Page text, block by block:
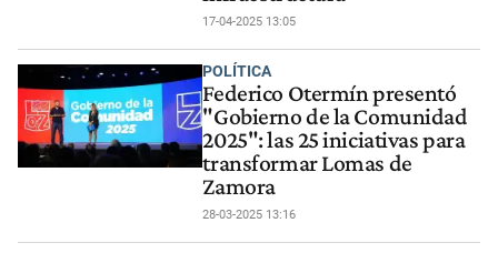
17-04-2025 13:05
POLÍTICA
Federico Otermín presentó
"Gobierno de la Comunidad
2025": las 25 iniciativas para
transformar Lomas de
Zamora
28-03-2025 13:16